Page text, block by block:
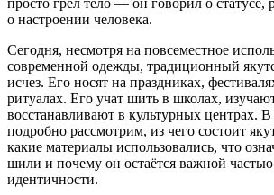
о настроении человека.
Сегодня, несмотря на повсеместное
современной одежды, традиционный
исчез. Его носят на праздниках,
ритуалах. Его учат шить в школах,
восстанавливают в культурных центрах.
подробно рассмотрим, из чего состоит
какие материалы использовались, что
шили и почему он остаётся важной частью
идентичности.